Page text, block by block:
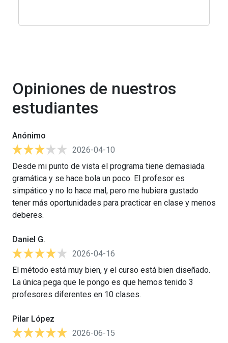
Opiniones de nuestros
estudiantes
Anónimo
2026-04-10
Desde mi punto de vista el programa tiene demasiada
gramática y se hace bola un poco. El profesor es
simpático y no lo hace mal, pero me hubiera gustado
tener más oportunidades para practicar en clase y menos
deberes.
Daniel G.
2026-04-16
El método está muy bien, y el curso está bien diseñado.
La única pega que le pongo es que hemos tenido 3
profesores diferentes en 10 clases.
Pilar López
2026-06-15